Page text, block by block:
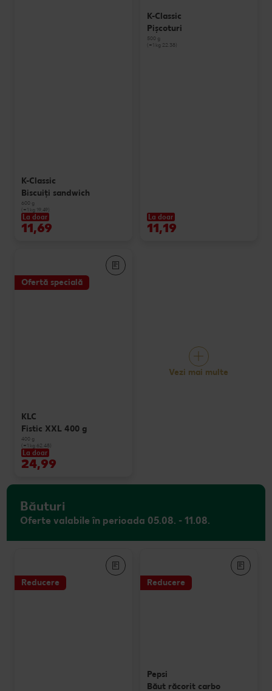
K-Classic
Biscuiți sandwich
600 g
(=1 kg 19.49)
La doar
11,69
K-Classic
Pișcoturi
500 g
(=1 kg 22.38)
La doar
11,19
Ofertă specială
KLC
Fistic XXL 400 g
400 g
(=1 kg 62.48)
La doar
24,99
Vezi mai multe
Băuturi
Oferte valabile în perioada 05.08. - 11.08.
Reducere Reducere
Pepsi
Băut răcorit carbo